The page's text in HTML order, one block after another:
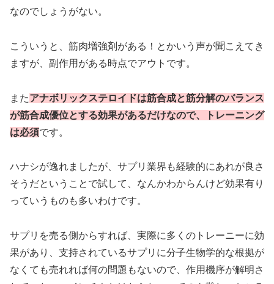
なのでしょうがない。
こういうと、筋肉増強剤がある！とかいう声が聞こえてき
ますが、副作用がある時点でアウトです。
またアナボリックステロイドは筋合成と筋分解のバランス
が筋合成優位とする効果があるだけなので、トレーニング
は必須です。
ハナシが逸れましたが、サプリ業界も経験的にあれが良さ
そうだということで試して、なんかわからんけど効果有り
っていうものも多いわけです。
サプリを売る側からすれば、実際に多くのトレーニーに効
果があり、支持されているサプリに分子生物学的な根拠が
なくても売れれば何の問題もないので、作用機序が解明さ